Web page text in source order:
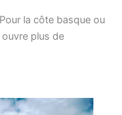
la côte basque ou
ouvre plus de